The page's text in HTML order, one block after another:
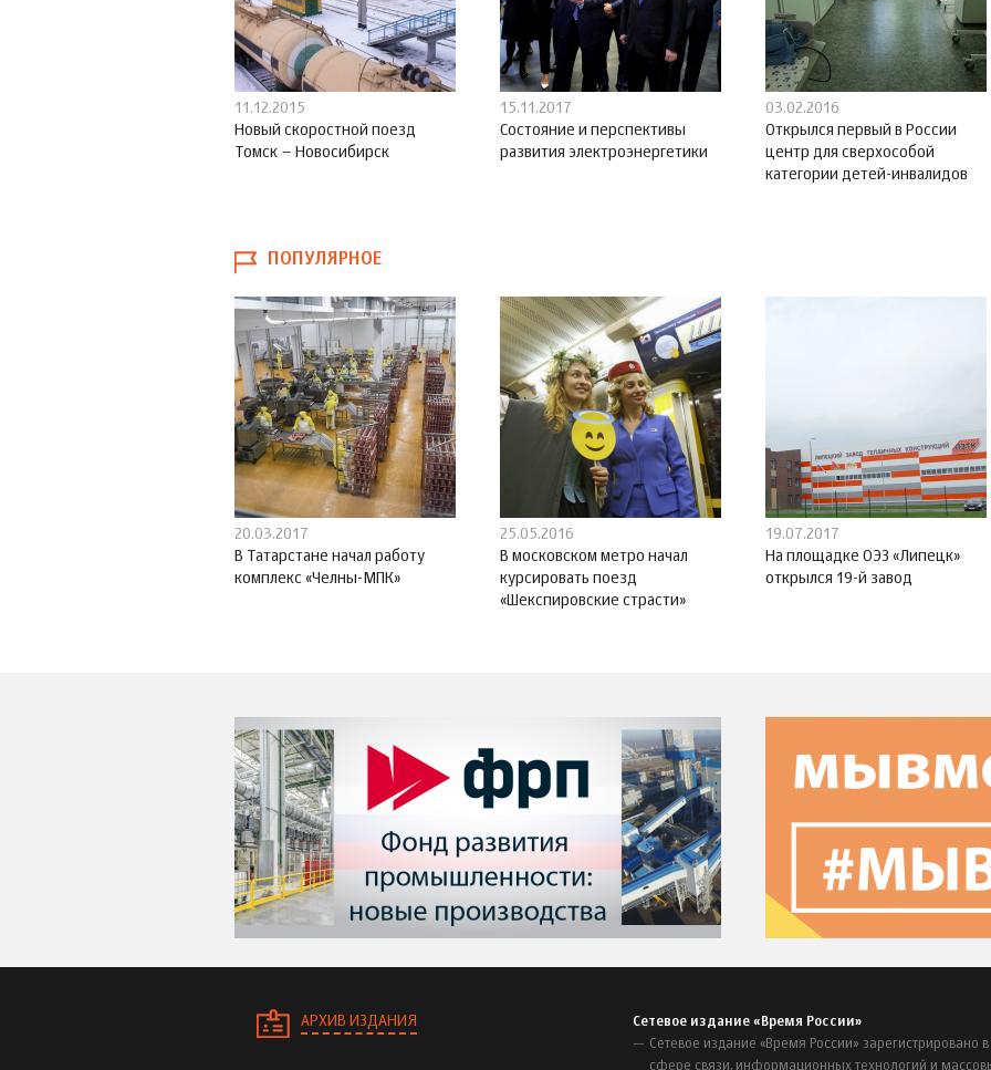
11.12.2015
Новый скоростной поезд
Томск – Новосибирск
15.11.2017
Состояние и перспективы
развития электроэнергетики
03.02.2016
Открылся первый в России
центр для сверхособой
категории детей-инвалидов
ПОПУЛЯРНОЕ
20.03.2017
В Татарстане начал работу
комплекс «Челны-МПК»
25.05.2016
В московском метро начал
курсировать поезд
«Шекспировские страсти»
19.07.2017
На площадке ОЭЗ «Липецк»
открылся 19-й завод
АРХИВ ИЗДАНИЯ
Сетевое издание «Время России»
Сетевое издание «Время России» зарегистрировано
сфере связи, информационных технологий и